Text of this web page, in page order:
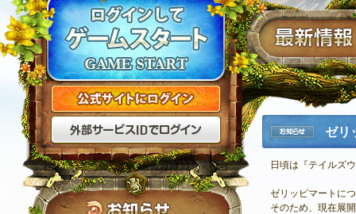
公式サイトにログイン
外部サービスIDでログ
お知らせ
ゼリ
日頃は『テイルズ
ゼリッピマートに
そのため、現在展